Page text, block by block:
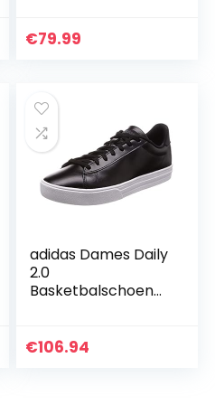
€79.99
adidas Dames Daily
2.0
Basketbalschoene
€106.94